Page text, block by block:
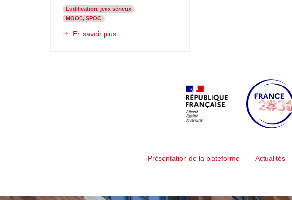
Ludification, jeux sérieux
MOOC, SPOC
En savoir plus
Présentation de la plateforme Actualités